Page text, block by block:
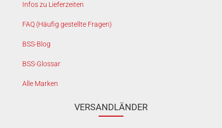
Infos zu Lieferzeiten
FAQ (Häufig gestellte Fragen)
BSS-Blog
BSS-Glossar
Alle Marken
VERSANDLÄNDER